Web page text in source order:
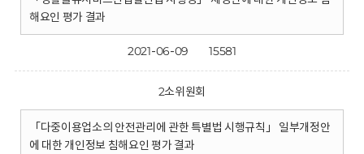
해요인 평가 결과
2021-06-09 15581
2소위원회
「다중이용업소의 안전관리에 관한 특별법 시행규칙」 일부개정안
에 대한 개인정보 침해요인 평가 결과